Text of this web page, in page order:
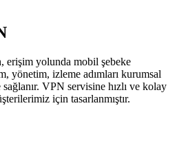
yolunda mobil şebeke
yönetim, izleme adımları kurumsal
VPN servisine hızlı ve kolay
için tasarlanmıştır.